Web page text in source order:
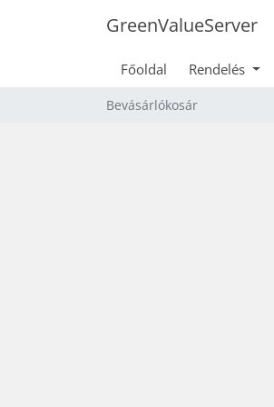
GreenValueServer
Főoldal Rendelés
Bevásárlókosár